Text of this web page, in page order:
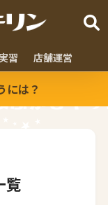
習 店舗運営
には？
覧